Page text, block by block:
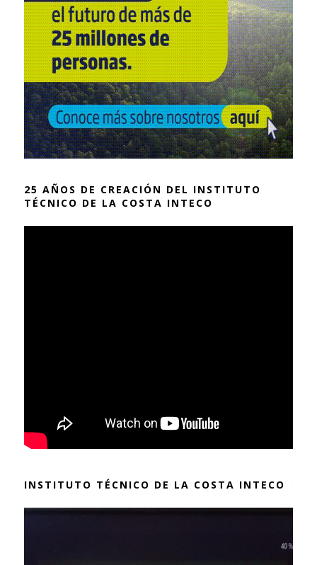
25 AÑOS DE CREACIÓN DEL INSTITUTO
TÉCNICO DE LA COSTA INTECO
INSTITUTO TÉCNICO DE LA COSTA INTECO